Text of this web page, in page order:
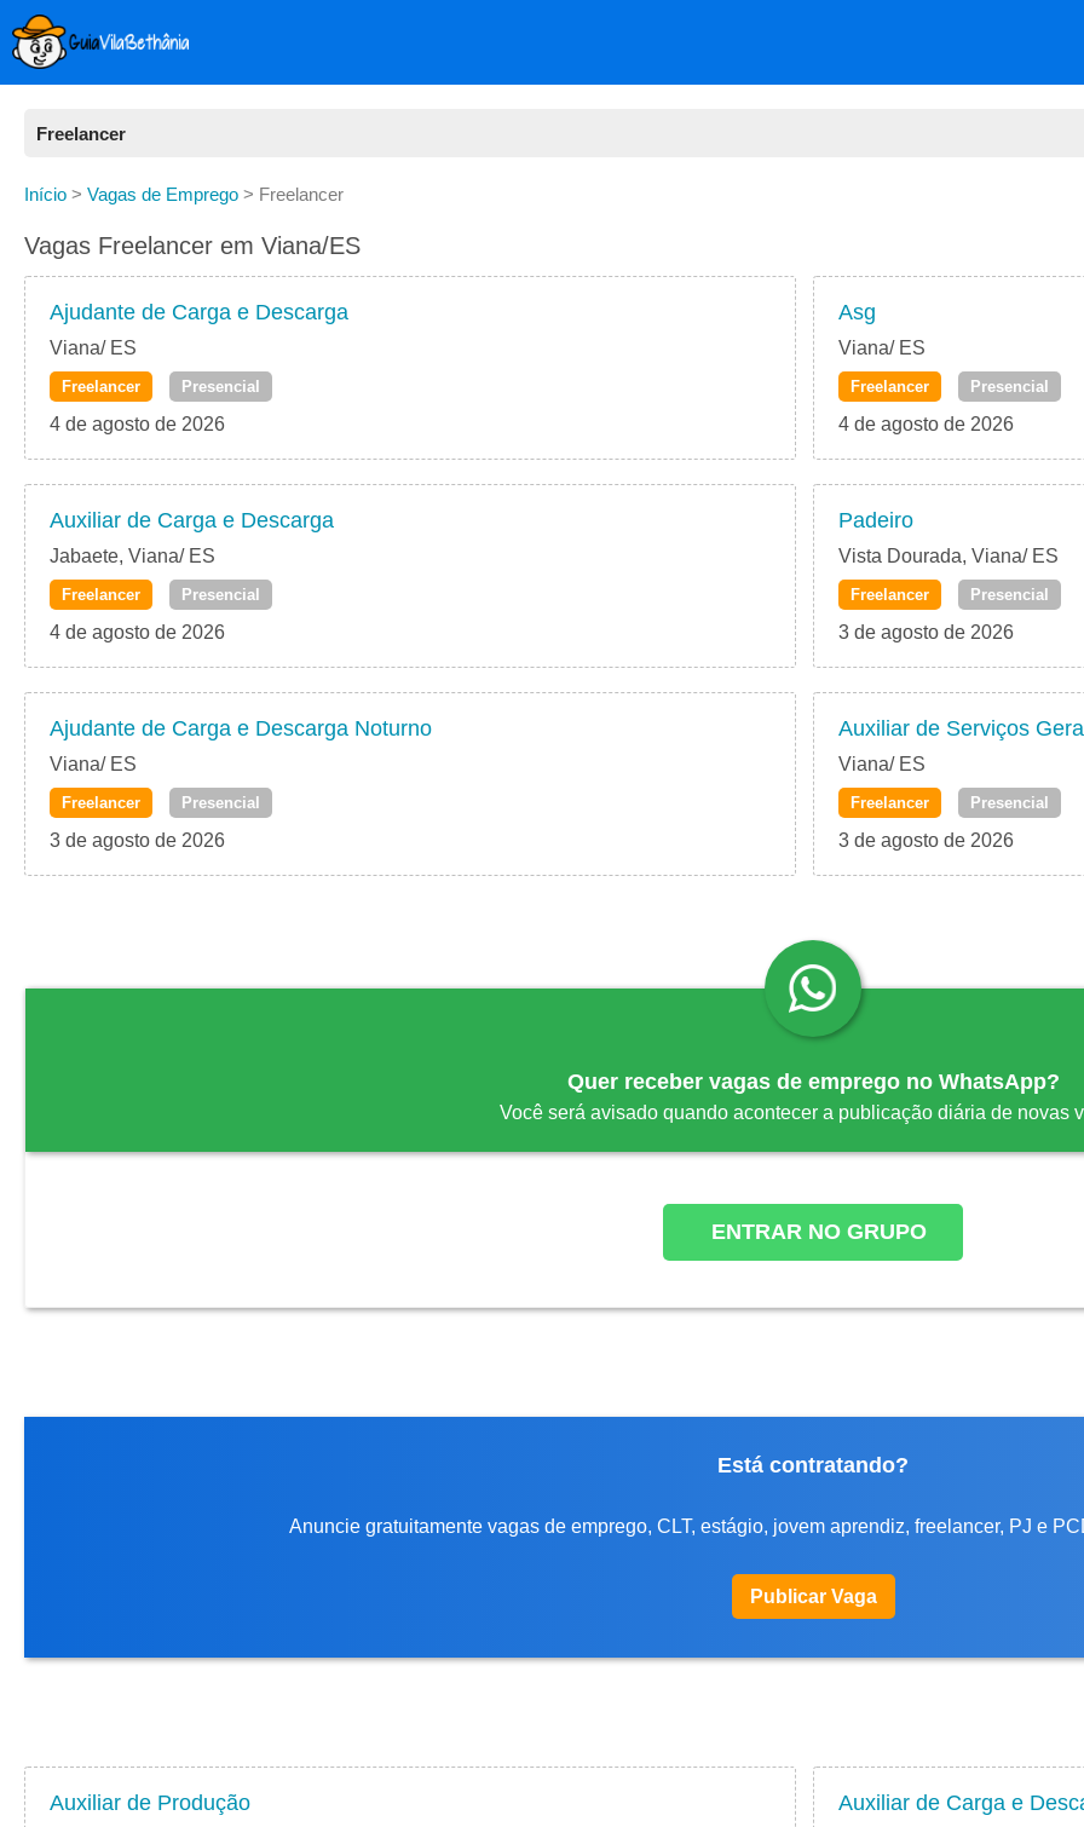
Freelancer
Todas as Vagas
CLT
Freelancer
PJ
Início > Vagas de Emprego > Freelancer
Vagas Freelancer em Viana/ES
Ajudante de Carga e Descarga
Viana/ ES
Freelancer Presencial
4 de agosto de 2026
Asg
Viana/ ES
Freelancer Presencial
4 de agosto de 2026
Auxiliar de Carga e Descarga
Jabaete, Viana/ ES
Freelancer Presencial
4 de agosto de 2026
Padeiro
Vista Dourada, Viana/ ES
Freelancer Presencial
3 de agosto de 2026
Ajudante de Carga e Descarga Noturno
Viana/ ES
Freelancer Presencial
3 de agosto de 2026
Auxiliar de Serviços
Viana/ ES
Freelancer Presencial
3 de agosto de 2026
Quer receber vagas de emprego no WhatsApp?
Você será avisado quando acontecer a publicação diária de novas
ENTRAR NO GRUPO
Está contratando?
Anuncie gratuitamente vagas de emprego, CLT, estágio, jovem aprendiz, freelancer, PJ e
Publicar Vaga
Auxiliar de Produção Auxiliar de Carga e